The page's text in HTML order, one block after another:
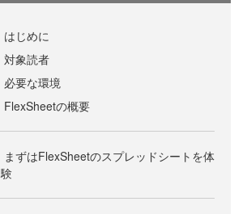
はじめに
対象読者
必要な環境
FlexSheetの概要
まずはFlexSheetのスプレッドシートを体
験